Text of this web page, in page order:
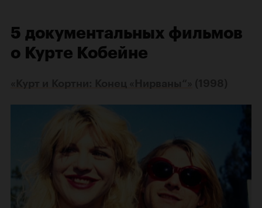
5 документальных фильмов
о Курте Кобейне